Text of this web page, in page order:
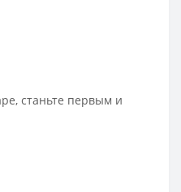
станьте первым и